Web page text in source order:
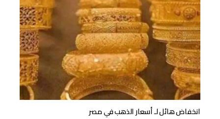
انخفاض هائل لـ أسعار الذهب في مصر